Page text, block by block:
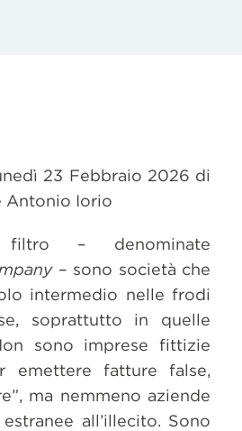
23 Febbraio 2026 di
Antonio Iorio
– denominate
– sono società che
intermedio nelle frodi
soprattutto in quelle
sono imprese fittizie
emettere fatture false,
ma nemmeno aziende
all’illecito. Sono